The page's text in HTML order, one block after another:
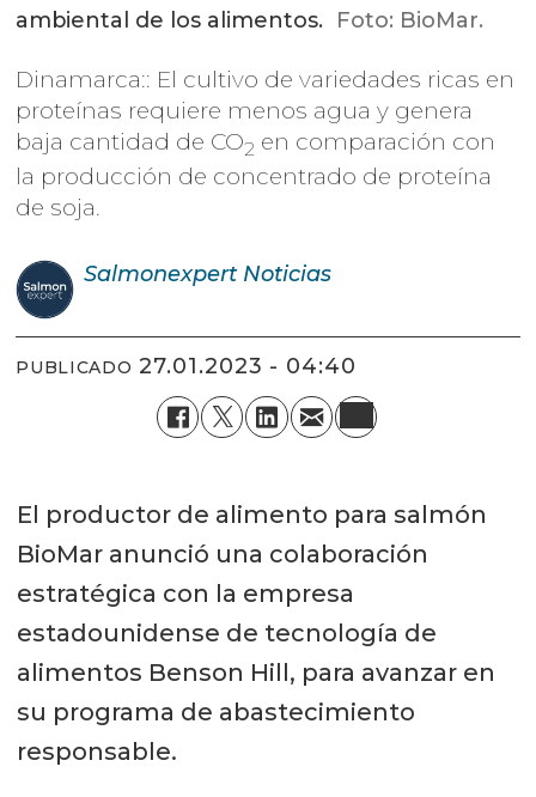
ambiental de los alimentos. Foto: BioMar.
Dinamarca:: El cultivo de variedades ricas en
proteínas requiere menos agua y genera
baja cantidad de CO2 en comparación con
la producción de concentrado de proteína
de soja.
Salmonexpert Noticias
PUBLICADO 27.01.2023 - 04:40
El productor de alimento para salmón
BioMar anunció una colaboración
estratégica con la empresa
estadounidense de tecnología de
alimentos Benson Hill, para avanzar en
su programa de abastecimiento
responsable.